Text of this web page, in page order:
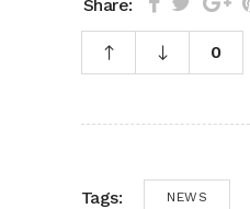
Share:
0
Tags: NEWS